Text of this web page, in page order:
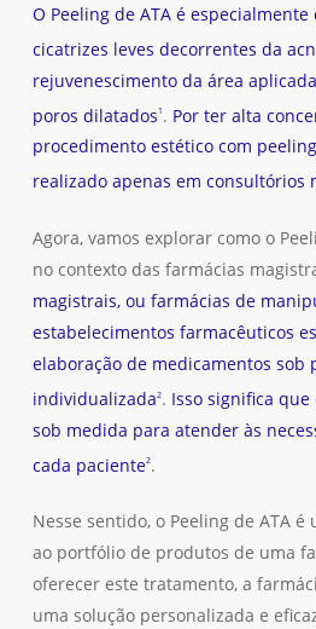
O Peeling de ATA é
cicatrizes leves decorrentes da
rejuvenescimento da área
poros dilatados 1 . Por ter alta
procedimento estético com
realizado apenas em consultórios
Agora, vamos explorar como o
no contexto das farmácias
magistrais, ou farmácias de
estabelecimentos farmacêuticos
elaboração de medicamentos sob
individualizada2. Isso significa
sob medida para atender às
cada paciente2.
Nesse sentido, o Peeling de ATA
ao portfólio de produtos de uma
oferecer este tratamento, a
uma solução personalizada e